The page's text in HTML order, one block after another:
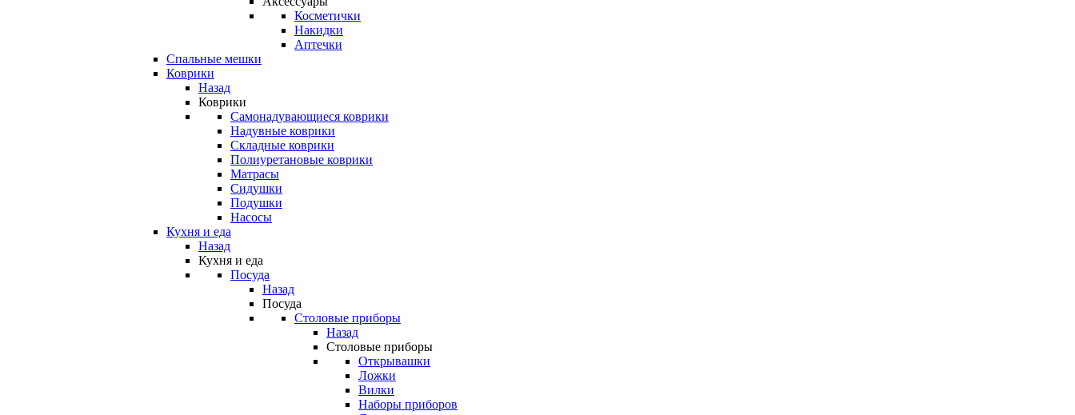
Косметички
Накидки
Аптечки
Спальные мешки
Коврики
Назад
Коврики
Самонадувающиеся коврики
Надувные коврики
Складные коврики
Полиуретановые коврики
Матрасы
Сидушки
Подушки
Насосы
Кухня и еда
Назад
Кухня и еда
Посуда
Назад
Посуда
Столовые приборы
Назад
Столовые приборы
Открывашки
Ложки
Вилки
Наборы приборов